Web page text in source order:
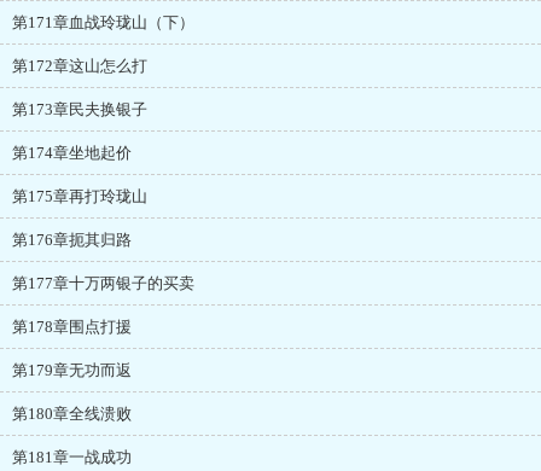
第171章血战玲珑山（下）
第172章这山怎么打
第173章民夫换银子
第174章坐地起价
第175章再打玲珑山
第176章扼其归路
第177章十万两银子的买卖
第178章围点打援
第179章无功而返
第180章全线溃败
第181章一战成功